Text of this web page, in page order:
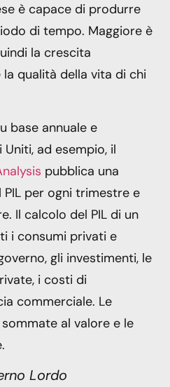
è capace di produrre
di tempo. Maggiore è
la crescita
qualità della vita di chi
base annuale e
ad esempio, il
pubblica una
per ogni trimestre e
Il calcolo del PIL di un
i consumi privati ​​e
gli investimenti, le
i costi di
commerciale. Le
al valore e le
Lordo